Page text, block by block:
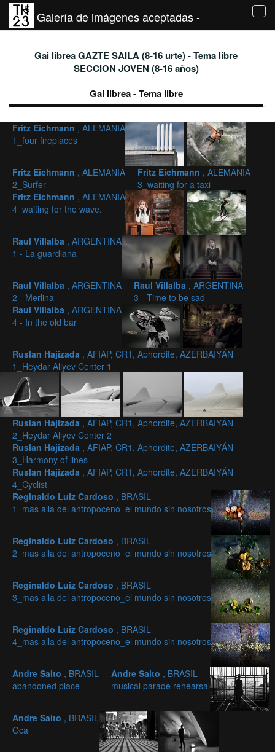
Galería de imágenes aceptadas -
Gai librea GAZTE SAILA (8-16 urte) - Tema libre
SECCION JOVEN (8-16 años)
Gai librea - Tema libre
Fritz Eichmann , ALEMANIA
1_four fireplaces
Fritz Eichmann , ALEMANIA
2_Surfer
Fritz Eichmann , ALEMANIA
3_waiting for a taxi
Fritz Eichmann , ALEMANIA
4_waiting for the wave.
Raul Villalba , ARGENTINA
1 - La guardiana
Raul Villalba , ARGENTINA
2 - Merlina
Raul Villalba , ARGENTINA
3 - Time to be sad
Raul Villalba , ARGENTINA
4 - In the old bar
Ruslan Hajizada , AFIAP, CR1, Aphordite, AZERBAIYÁN
1_Heydar Aliyev Center 1
Ruslan Hajizada , AFIAP, CR1, Aphordite, AZERBAIYÁN
2_Heydar Aliyev Center 2
Ruslan Hajizada , AFIAP, CR1, Aphordite, AZERBAIYÁN
3_Harmony of lines
Ruslan Hajizada , AFIAP, CR1, Aphordite, AZERBAIYÁN
4_Cyclist
Reginaldo Luiz Cardoso , BRASIL
1_mas alla del antropoceno_el mundo sin nosotros
Reginaldo Luiz Cardoso , BRASIL
2_mas alla del antropoceno_el mundo sin nosotros
Reginaldo Luiz Cardoso , BRASIL
3_mas alla del antropoceno_el mundo sin nosotros
Reginaldo Luiz Cardoso , BRASIL
4_mas alla del antropoceno_el mundo sin nosotros
Andre Saito , BRASIL
abandoned place
Andre Saito , BRASIL
musical parade rehearsal
Andre Saito , BRASIL
Oca